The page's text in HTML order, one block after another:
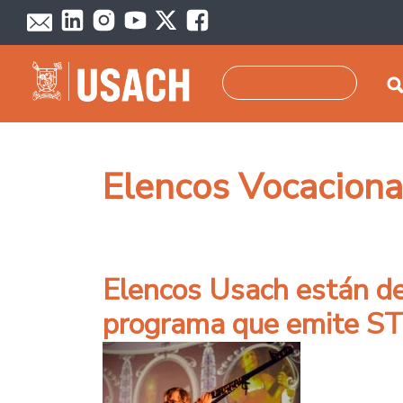
Pasar al contenido principal
Elencos
Elencos Usach están
programa que emite